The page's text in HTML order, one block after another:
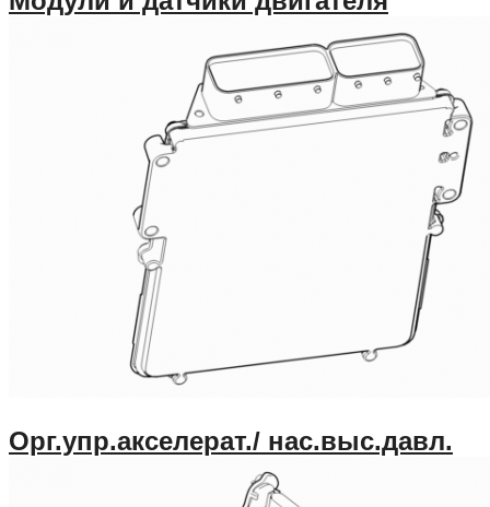
Орг.упр.акселерат./ нас.выс.давл.